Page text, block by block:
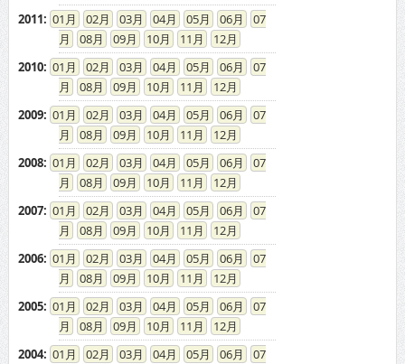
2011: 01 02 03 04 05 06
07
08
09 10 11
12
2010: 01 02 03 04 05 06
07
08
09 10 11
12
2009: 01 02 03 04 05 06
07
08
09 10 11
12
2008: 01 02 03 04 05 06
07
08
09 10 11
12
2007: 01 02 03 04 05 06
07
08
09 10 11
12
2006: 01 02 03 04 05 06
07
08
09 10 11
12
2005: 01 02 03 04 05 06
07
08
09 10 11
12
2004: 01 02 03 04 05 06
07